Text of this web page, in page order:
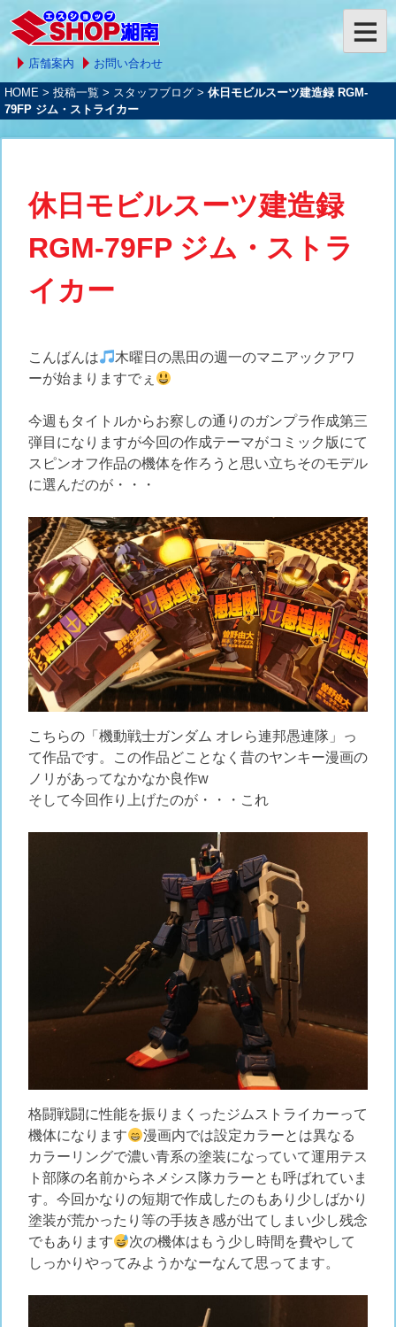
店舗案内 お問い合わせ
HOME > 投稿一覧 > スタッフブログ > 休日モビルスーツ建造録 RGM-
79FP ジム・ストライカー
休日モビルスーツ建造録
RGM-79FP ジム・ストラ
イカー
こんばんは
木曜日の黒田の週一のマニアックアワ
ーが始まりますでぇ
今週もタイトルからお察しの通りのガンプラ作成第三
弾目になりますが今回の作成テーマがコミック版にて
スピンオフ作品の機体を作ろうと思い立ちそのモデル
に選んだのが・・・
こちらの「機動戦士ガンダム オレら連邦愚連隊」っ
て作品です。この作品どことなく昔のヤンキー漫画の
ノリがあってなかなか良作w
そして今回作り上げたのが・・・これ
格闘戦闘に性能を振りまくったジムストライカーって
機体になります
漫画内では設定カラーとは異なる
カラーリングで濃い青系の塗装になっていて運用テス
ト部隊の名前からネメシス隊カラーとも呼ばれていま
す。今回かなりの短期で作成したのもあり少しばかり
塗装が荒かったり等の手抜き感が出てしまい少し残念
でもあります
次の機体はもう少し時間を費やして
しっかりやってみようかなーなんて思ってます。